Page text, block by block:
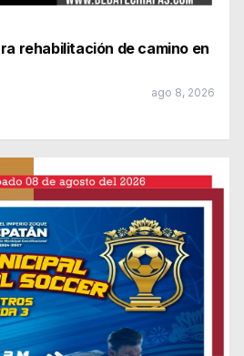
rehabilitación de camino en
ago 8, 2026